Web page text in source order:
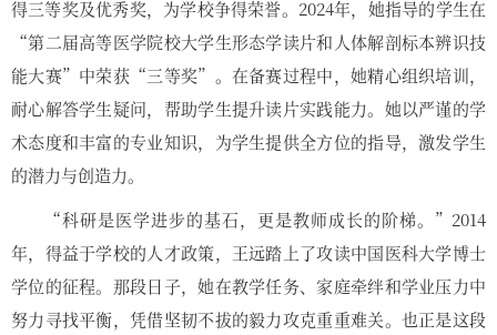
得三等奖及优秀奖，为学校争得荣誉。2024年，她指导的学生在
“第二届高等医学院校大学生形态学读片和人体解剖标本辨识技
能大赛”中荣获“三等奖”。在备赛过程中，她精心组织培训，
耐心解答学生疑问，帮助学生提升读片实践能力。她以严谨的学
术态度和丰富的专业知识，为学生提供全方位的指导，激发学生
的潜力与创造力。
“科研是医学进步的基石，更是教师成长的阶梯。”2014
年，得益于学校的人才政策，王远踏上了攻读中国医科大学博士
学位的征程。那段日子，她在教学任务、家庭牵绊和学业压力中
努力寻找平衡，凭借坚韧不拔的毅力攻克重重难关。也正是这段